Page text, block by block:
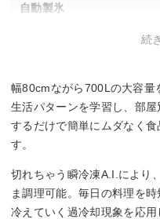
自動製氷
◯
◯
野菜の鮮度保持
続
幅80cmながら700Lの大容量
生活パターンを学習し、部
するだけで簡単にムダなく
す。
切れちゃう瞬冷凍A.I.により
ま調理可能。毎日の料理を
冷えていく過冷却現象を応